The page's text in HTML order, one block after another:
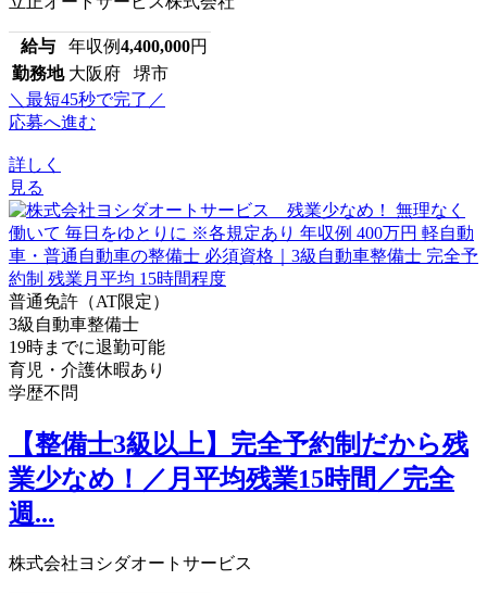
給与 年収例4,400,000円
勤務地 大阪府 堺市
＼最短45秒で完了／
応募へ進む
詳しく
見る
普通免許（AT限定）
3級自動車整備士
19時までに退勤可能
育児・介護休暇あり
学歴不問
【整備士3級以上】完全予約制だから残
業少なめ！／月平均残業15時間／完全
週...
株式会社ヨシダオートサービス